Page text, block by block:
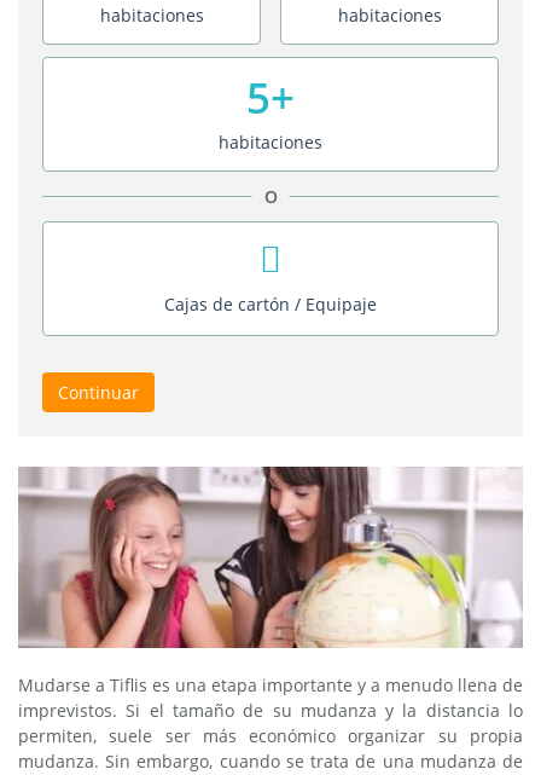
habitaciones habitaciones
5+
habitaciones
O
Cajas de cartón / Equipaje
Continuar
Mudarse a Tiflis es una etapa importante y a menudo llena de
imprevistos. Si el tamaño de su mudanza y la distancia lo
permiten, suele ser más económico organizar su propia
mudanza. Sin embargo, cuando se trata de una mudanza de